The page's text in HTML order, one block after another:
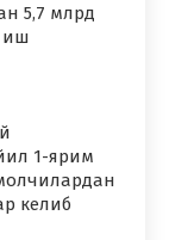
5,7 млрд
иш
1-ярим
келиб